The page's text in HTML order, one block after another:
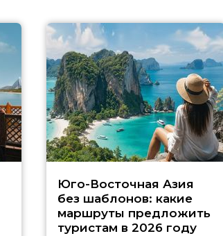
Юго-Восточная Азия
без шаблонов: какие
маршруты предложить
туристам в 2026 году